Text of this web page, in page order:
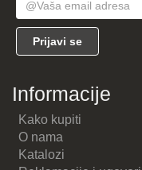
Informacije
Kako kupiti
O nama
Katalozi